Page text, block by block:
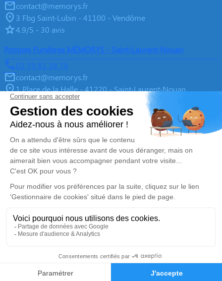
Demande de devis
contact@memorys.fr
3 Fbg Saint-Lubin - 41100 - Vendôme
4.9/5 - 30 avis
Pompes Funèbres MÉMORYS - Saint-Laurent-Nouan
02 79 81 38 78
contact@memorys.fr
1 Place de la Halle - 41220 - Saint-Laurent-Nouan
4.9/5 - 10 avis
Pompes Funèbres MEMORYS à Blois
02 55 02 46 67
contact@memorys.fr
3 Boulevard de l'Industrie - 41000 - Blois
5/5 - 81 avis
Nos Services
Organiser des Obsèques
Démarches Post Obsèques
Monuments funéraires
Liens utiles
À propos de Memorys
agence
Espace famille